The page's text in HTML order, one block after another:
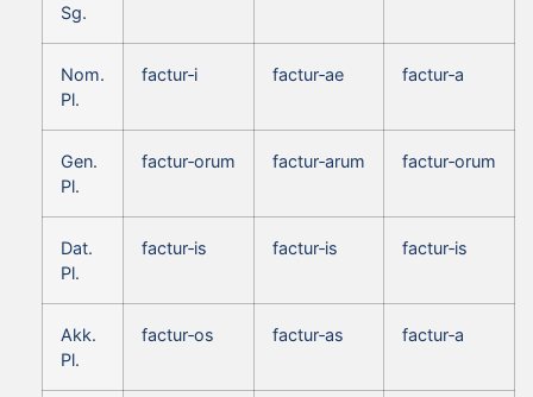
Sg.
Nom.
Pl.
factur‑i factur‑ae factur‑a
Gen.
Pl.
factur‑orum factur‑arum factur‑orum
Dat.
Pl.
factur‑is factur‑is factur‑is
Akk.
Pl.
factur‑os factur‑as factur‑a